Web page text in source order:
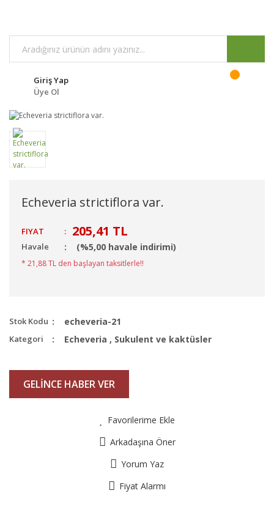
Giriş Yap
Üye Ol
Echeveria strictiflora var.
FIYAT : 205,41 TL
Havale (%5,00 havale indirimi)
* 21,88 TL den başlayan taksitlerle!!
Stok Kodu echeveria-21
Kategori Echeveria , Sukulent ve kaktüsler
GELİNCE HABER VER
Favorilerime Ekle
Arkadaşına Öner
Yorum Yaz
Fiyat Alarmı